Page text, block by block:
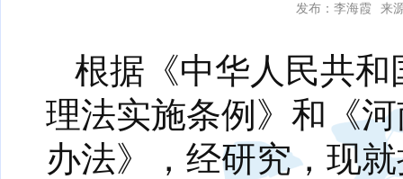
发布：李海霞 来
根据《中华人民共
理法实施条例》和《
办法》，经研究，现